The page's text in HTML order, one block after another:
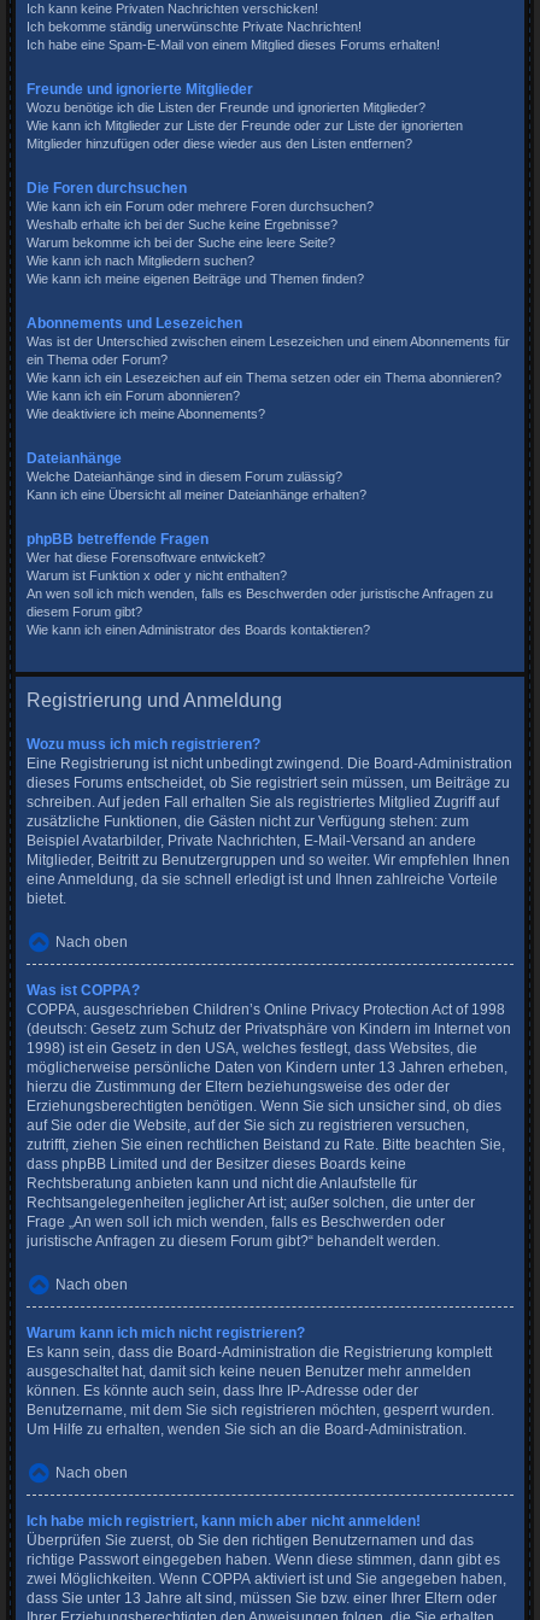
Ich kann keine Privaten Nachrichten verschicken!
Ich bekomme ständig unerwünschte Private Nachrichten!
Ich habe eine Spam-E-Mail von einem Mitglied dieses Forums erhalten!
Freunde und ignorierte Mitglieder
Wozu benötige ich die Listen der Freunde und ignorierten Mitglieder?
Wie kann ich Mitglieder zur Liste der Freunde oder zur Liste der ignorierten
Mitglieder hinzufügen oder diese wieder aus den Listen entfernen?
Die Foren durchsuchen
Wie kann ich ein Forum oder mehrere Foren durchsuchen?
Weshalb erhalte ich bei der Suche keine Ergebnisse?
Warum bekomme ich bei der Suche eine leere Seite?
Wie kann ich nach Mitgliedern suchen?
Wie kann ich meine eigenen Beiträge und Themen finden?
Abonnements und Lesezeichen
Was ist der Unterschied zwischen einem Lesezeichen und einem Abonnements für
ein Thema oder Forum?
Wie kann ich ein Lesezeichen auf ein Thema setzen oder ein Thema abonnieren?
Wie kann ich ein Forum abonnieren?
Wie deaktiviere ich meine Abonnements?
Dateianhänge
Welche Dateianhänge sind in diesem Forum zulässig?
Kann ich eine Übersicht all meiner Dateianhänge erhalten?
phpBB betreffende Fragen
Wer hat diese Forensoftware entwickelt?
Warum ist Funktion x oder y nicht enthalten?
An wen soll ich mich wenden, falls es Beschwerden oder juristische Anfragen zu
diesem Forum gibt?
Wie kann ich einen Administrator des Boards kontaktieren?
Registrierung und Anmeldung
Wozu muss ich mich registrieren?
Eine Registrierung ist nicht unbedingt zwingend. Die Board-Administration
dieses Forums entscheidet, ob Sie registriert sein müssen, um Beiträge zu
schreiben. Auf jeden Fall erhalten Sie als registriertes Mitglied Zugriff auf
zusätzliche Funktionen, die Gästen nicht zur Verfügung stehen: zum
Beispiel Avatarbilder, Private Nachrichten, E-Mail-Versand an andere
Mitglieder, Beitritt zu Benutzergruppen und so weiter. Wir empfehlen Ihnen
eine Anmeldung, da sie schnell erledigt ist und Ihnen zahlreiche Vorteile
bietet.
Nach oben
Was ist COPPA?
COPPA, ausgeschrieben Children’s Online Privacy Protection Act of 1998
(deutsch: Gesetz zum Schutz der Privatsphäre von Kindern im Internet von
1998) ist ein Gesetz in den USA, welches festlegt, dass Websites, die
möglicherweise persönliche Daten von Kindern unter 13 Jahren erheben,
hierzu die Zustimmung der Eltern beziehungsweise des oder der
Erziehungsberechtigten benötigen. Wenn Sie sich unsicher sind, ob dies
auf Sie oder die Website, auf der Sie sich zu registrieren versuchen,
zutrifft, ziehen Sie einen rechtlichen Beistand zu Rate. Bitte beachten Sie,
dass phpBB Limited und der Besitzer dieses Boards keine
Rechtsberatung anbieten kann und nicht die Anlaufstelle für
Rechtsangelegenheiten jeglicher Art ist; außer solchen, die unter der
Frage „An wen soll ich mich wenden, falls es Beschwerden oder
juristische Anfragen zu diesem Forum gibt?“ behandelt werden.
Nach oben
Warum kann ich mich nicht registrieren?
Es kann sein, dass die Board-Administration die Registrierung komplett
ausgeschaltet hat, damit sich keine neuen Benutzer mehr anmelden
können. Es könnte auch sein, dass Ihre IP-Adresse oder der
Benutzername, mit dem Sie sich registrieren möchten, gesperrt wurden.
Um Hilfe zu erhalten, wenden Sie sich an die Board-Administration.
Nach oben
Ich habe mich registriert, kann mich aber nicht anmelden!
Überprüfen Sie zuerst, ob Sie den richtigen Benutzernamen und das
richtige Passwort eingegeben haben. Wenn diese stimmen, dann gibt es
zwei Möglichkeiten. Wenn COPPA aktiviert ist und Sie angegeben haben,
dass Sie unter 13 Jahre alt sind, müssen Sie bzw. einer Ihrer Eltern oder